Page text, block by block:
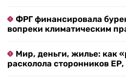
ФРГ финансировала
вопреки климатическим
Мир, деньги, жилье: как
расколола сторонников